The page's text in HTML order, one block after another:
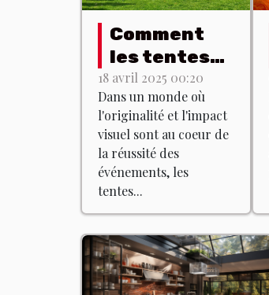
Comment
les tentes
gonflables
peuvent
dynamiser
vos
événements
18 avril 2025 00:20
Dans un monde où
l'originalité et l'impact
visuel sont au coeur de
la réussité des
événements, les
tentes...